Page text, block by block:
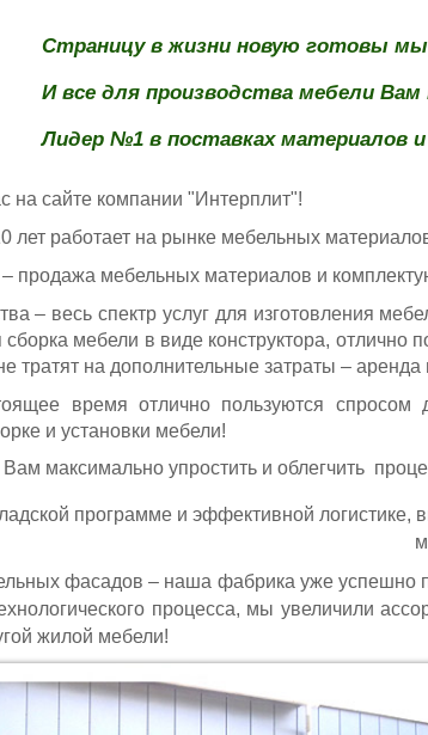
Страницу в жизни новую готовы
И все для производства мебели
Лидер №1 в поставках материалов
на сайте компании "Интерплит"!
лет работает на рынке мебельных
продажа мебельных материалов и
– весь спектр услуг для изготовления
мебели в виде конструктора,
тратят на дополнительные затраты –
время отлично пользуются
и установки мебели!
максимально упростить и облегчить
программе и эффективной
фасадов – наша фабрика уже успешно
процесса, мы увеличили
жилой мебели!